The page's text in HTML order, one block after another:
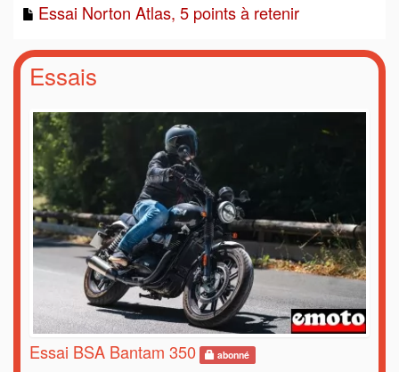
Essai Norton Atlas, 5 points à retenir
Essais
Essai BSA Bantam 350 abonné